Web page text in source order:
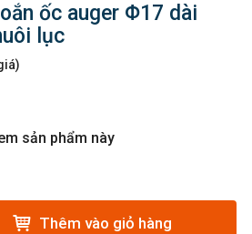
ốc auger Φ17 dài
lục
sản phẩm này
Thêm vào giỏ hàng